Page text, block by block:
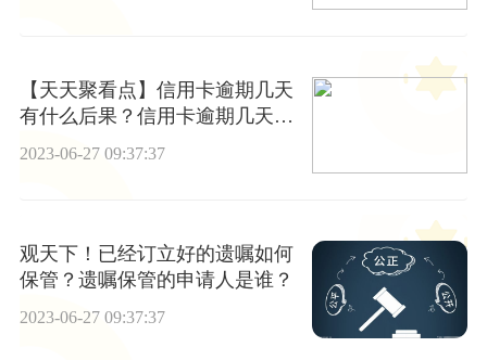
【天天聚看点】信用卡逾期几天
有什么后果？信用卡逾期几天有
2023-06-27 09:37:37
观天下！已经订立好的遗嘱如何
保管？遗嘱保管的申请人是谁？
2023-06-27 09:37:37